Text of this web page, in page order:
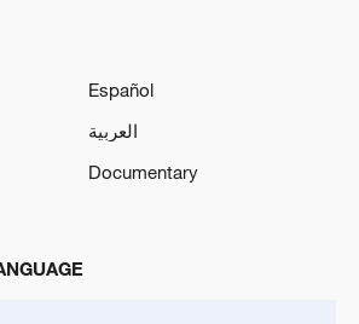
Español
العربية
Documentary